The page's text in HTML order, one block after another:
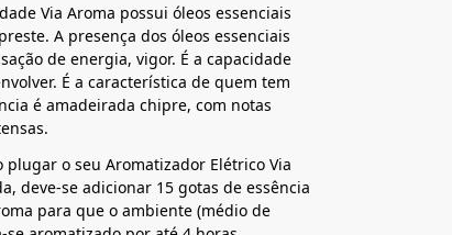
Via Aroma possui óleos essenciais
A presença dos óleos essenciais
de energia, vigor. É a capacidade
É a característica de quem tem
é amadeirada chipre, com notas
plugar o seu Aromatizador Elétrico Via
deve-se adicionar 15 gotas de essência
para que o ambiente (médio de